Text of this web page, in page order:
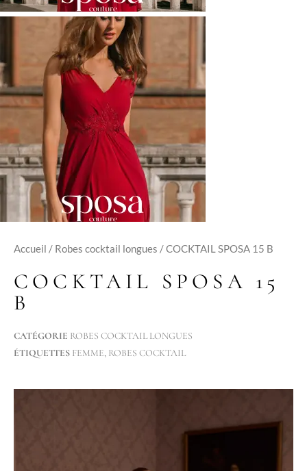
Accueil / Robes cocktail longues / COCKTAIL SPOSA 15 B
COCKTAIL SPOSA 15
B
CATÉGORIE ROBES COCKTAIL LONGUES
ÉTIQUETTES FEMME, ROBES COCKTAIL